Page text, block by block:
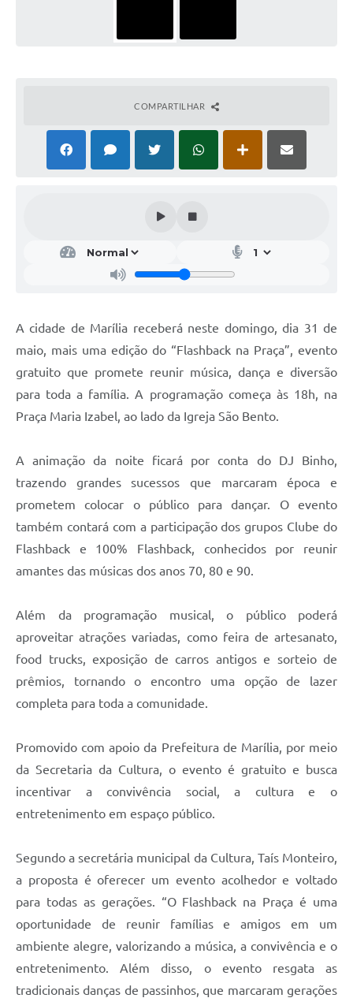
COMPARTILHAR
A cidade de Marília receberá neste domingo, dia 31 de
maio, mais uma edição do “Flashback na Praça”, evento
gratuito que promete reunir música, dança e diversão
para toda a família. A programação começa às 18h, na
Praça Maria Izabel, ao lado da Igreja São Bento.
A animação da noite ficará por conta do DJ Binho,
trazendo grandes sucessos que marcaram época e
prometem colocar o público para dançar. O evento
também contará com a participação dos grupos Clube do
Flashback e 100% Flashback, conhecidos por reunir
amantes das músicas dos anos 70, 80 e 90.
Além da programação musical, o público poderá
aproveitar atrações variadas, como feira de artesanato,
food trucks, exposição de carros antigos e sorteio de
prêmios, tornando o encontro uma opção de lazer
completa para toda a comunidade.
Promovido com apoio da Prefeitura de Marília, por meio
da Secretaria da Cultura, o evento é gratuito e busca
incentivar a convivência social, a cultura e o
entretenimento em espaço público.
Segundo a secretária municipal da Cultura, Taís Monteiro,
a proposta é oferecer um evento acolhedor e voltado
para todas as gerações. “O Flashback na Praça é uma
oportunidade de reunir famílias e amigos em um
ambiente alegre, valorizando a música, a convivência e o
entretenimento. Além disso, o evento resgata as
tradicionais danças de passinhos, que marcaram gerações